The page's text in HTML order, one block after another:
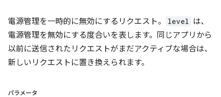
電源管理を一時的に無効にするリクエスト。 level は、
電源管理を無効にする度合いを表します。同じアプリから
以前に送信されたリクエストがまだアクティブな場合は、
新しいリクエストに置き換えられます。
パラメータ